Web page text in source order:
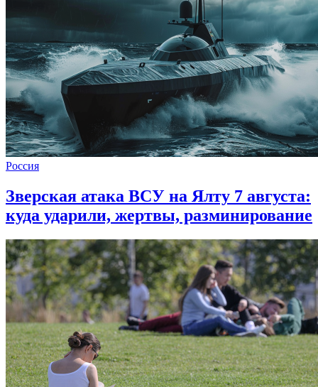
Россия
Зверская атака ВСУ на Ялту 7 августа:
куда ударили, жертвы, разминирование